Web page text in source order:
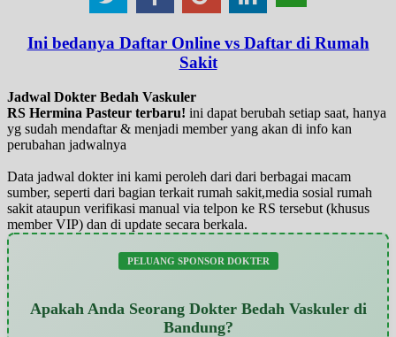
Ini bedanya Daftar Online vs Daftar di Rumah
Sakit
Jadwal Dokter Bedah Vaskuler
RS Hermina Pasteur terbaru! ini dapat berubah setiap saat, hanya
yg sudah mendaftar & menjadi member yang akan di info kan
perubahan jadwalnya
Data jadwal dokter ini kami peroleh dari dari berbagai macam
sumber, seperti dari bagian terkait rumah sakit,media sosial rumah
sakit ataupun verifikasi manual via telpon ke RS tersebut (khusus
member VIP) dan di update secara berkala.
PELUANG SPONSOR DOKTER
Apakah Anda Seorang Dokter Bedah Vaskuler di
Bandung?